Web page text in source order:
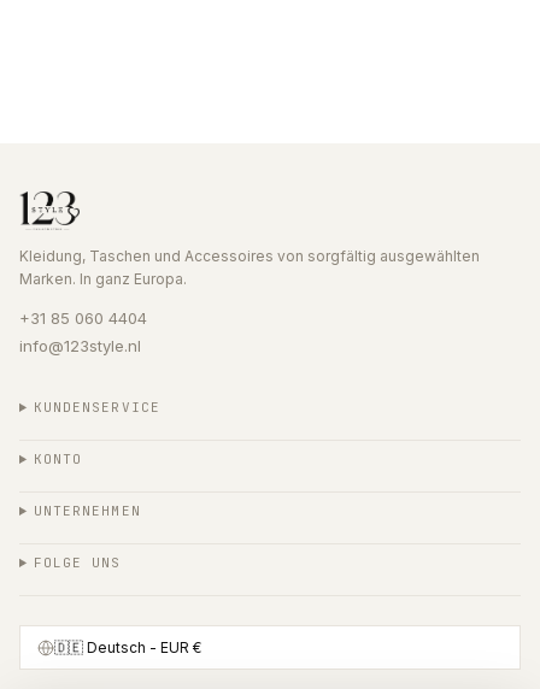
Kleidung, Taschen und Accessoires von sorgfältig ausgewählten
Marken. In ganz Europa.
+31 85 060 4404
info@123style.nl
KUNDENSERVICE
KONTO
UNTERNEHMEN
FOLGE UNS
🇩🇪 Deutsch - EUR €